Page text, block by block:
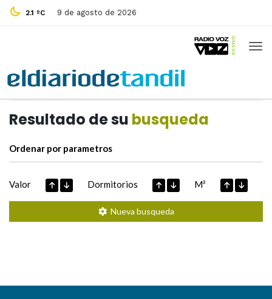
2.1 ºC 9 de agosto de 2026
Resultado de su busqueda
Ordenar por parametros
Valor Dormitorios M²
Nueva busqueda